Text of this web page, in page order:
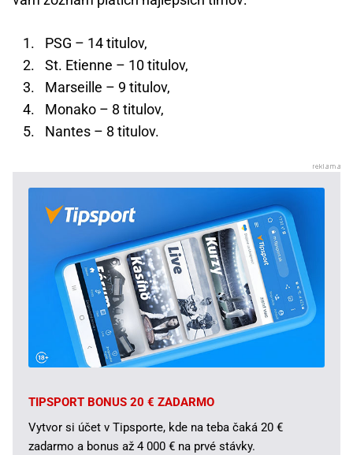
PSG – 14 titulov,
St. Etienne – 10 titulov,
Marseille – 9 titulov,
Monako – 8 titulov,
Nantes – 8 titulov.
TIPSPORT BONUS 20 € ZADARMO
Vytvor si účet v Tipsporte, kde na teba čaká 20 €
zadarmo a bonus až 4 000 € na prvé stávky.